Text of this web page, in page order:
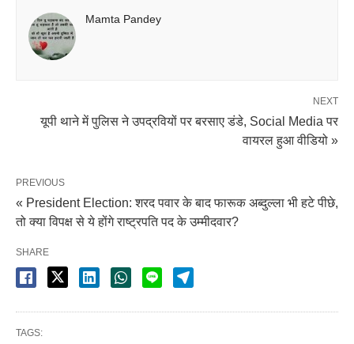
Mamta Pandey
NEXT
यूपी थाने में पुलिस ने उपद्रवियों पर बरसाए डंडे, Social Media पर
वायरल हुआ वीडियो »
PREVIOUS
« President Election: शरद पवार के बाद फारूक अब्दुल्ला भी हटे पीछे,
तो क्या विपक्ष से ये होंगे राष्ट्रपति पद के उम्मीदवार?
SHARE
TAGS: